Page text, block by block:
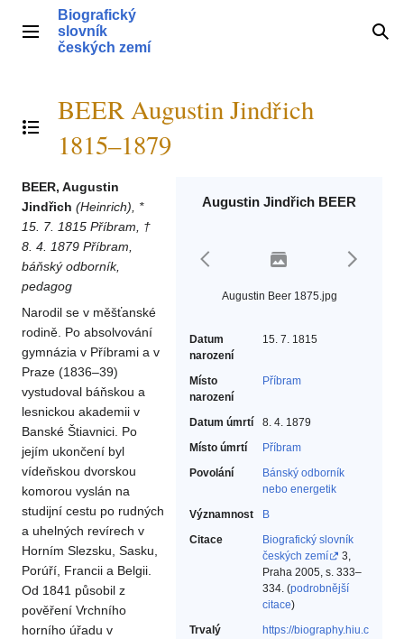
obsahHlavní menu
Biografický
slovník
českých zemí
Přepnout obsah
BEER Augustin Jindřich
1815–1879
Augustin Jindřich BEER
Augustin Beer 1875.jpg
Datum
narození
15. 7. 1815
Místo
narození
Příbram
Datum úmrtí
8. 4. 1879
Místo úmrtí
Příbram
Povolání
Bánský odborník
nebo energetik‎
Významnost
B
Citace
Biografický slovník
českých zemí
3,
Praha 2005, s. 333–
334. (podrobnější
citace)
Trvalý
https://biography.hiu.c
BEER, Augustin
Jindřich (Heinrich), *
15. 7. 1815 Příbram, †
8. 4. 1879 Příbram,
báňský odborník,
pedagog
Narodil se v měšťanské
rodině. Po absolvování
gymnázia v Příbrami a v
Praze (1836–39)
vystudoval báňskou a
lesnickou akademii v
Banské Štiavnici. Po
jejím ukončení byl
vídeňskou dvorskou
komorou vyslán na
studijní cestu po rudných
a uhelných revírech v
Horním Slezsku, Sasku,
Porúří, Francii a Belgii.
Od 1841 působil z
pověření Vrchního
horního úřadu v